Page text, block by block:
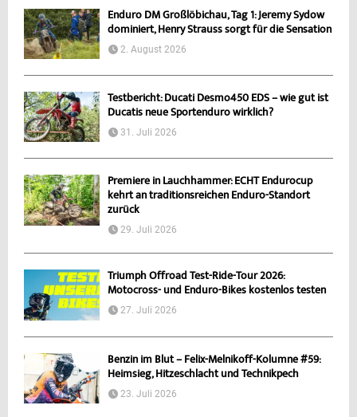
Enduro DM Großlöbichau, Tag 1: Jeremy Sydow
dominiert, Henry Strauss sorgt für die Sensation
2. August 2026
Testbericht: Ducati Desmo450 EDS – wie gut ist
Ducatis neue Sportenduro wirklich?
31. Juli 2026
Premiere in Lauchhammer: ECHT Endurocup
kehrt an traditionsreichen Enduro-Standort
zurück
29. Juli 2026
Triumph Offroad Test-Ride-Tour 2026:
Motocross- und Enduro-Bikes kostenlos testen
27. Juli 2026
Benzin im Blut – Felix-Melnikoff-Kolumne #59:
Heimsieg, Hitzeschlacht und Technikpech
23. Juli 2026